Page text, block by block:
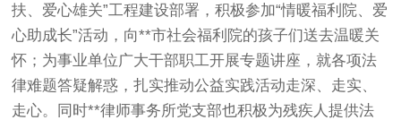
扶、爱心雄关”工程建设部署，积极参加“情暖福利院、爱
心助成长”活动，向**市社会福利院的孩子们送去温暖关
怀；为事业单位广大干部职工开展专题讲座，就各项法
律难题答疑解惑，扎实推动公益实践活动走深、走实、
走心。同时**律师事务所党支部也积极为残疾人提供法